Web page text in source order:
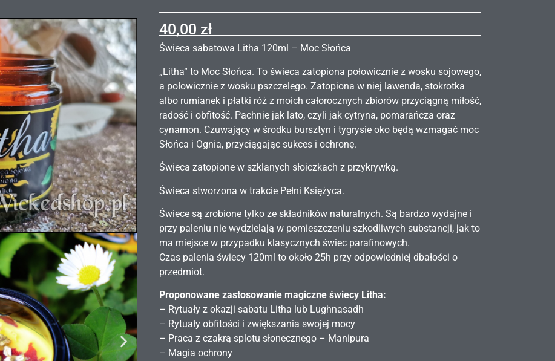
40,00 zł
Świeca sabatowa Litha 120ml – Moc Słońca
„Litha” to Moc Słońca. To świeca zatopiona połowicznie z wosku sojowego,
a połowicznie z wosku pszczelego. Zatopiona w niej lawenda, stokrotka
albo rumianek i płatki róż z moich całorocznych zbiorów przyciągną miłość,
radość i obfitość. Pachnie jak lato, czyli jak cytryna, pomarańcza oraz
cynamon. Czuwający w środku bursztyn i tygrysie oko będą wzmagać moc
Słońca i Ognia, przyciągając sukces i ochronę.
Świeca zatopione w szklanych słoiczkach z przykrywką.
Świeca stworzona w trakcie Pełni Księżyca.
Świece są zrobione tylko ze składników naturalnych. Są bardzo wydajne i
przy paleniu nie wydzielają w pomieszczeniu szkodliwych substancji, jak to
ma miejsce w przypadku klasycznych świec parafinowych.
Czas palenia świecy 120ml to około 25h przy odpowiedniej dbałości o
przedmiot.
Proponowane zastosowanie magiczne świecy Litha:
– Rytuały z okazji sabatu Litha lub Lughnasadh
– Rytuały obfitości i zwiększania swojej mocy
– Praca z czakrą splotu słonecznego – Manipura
– Magia ochrony